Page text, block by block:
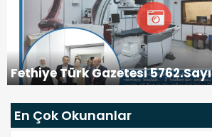
Fethiye Türk Gazetesi 5762.Sayı
En Çok Okunanlar